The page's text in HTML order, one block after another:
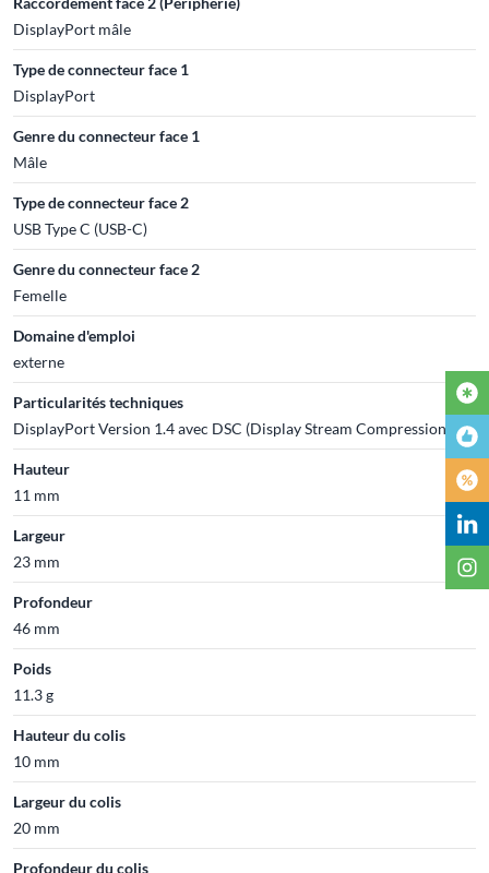
DisplayPort mâle
Type de connecteur face 1
DisplayPort
Genre du connecteur face 1
Mâle
Type de connecteur face 2
USB Type C (USB-C)
Genre du connecteur face 2
Femelle
Domaine d'emploi
externe
Particularités techniques
DisplayPort Version 1.4 avec DSC (Display Stream Compression)
Hauteur
11 mm
Largeur
23 mm
Profondeur
46 mm
Poids
11.3 g
Hauteur du colis
10 mm
Largeur du colis
20 mm
Profondeur du colis